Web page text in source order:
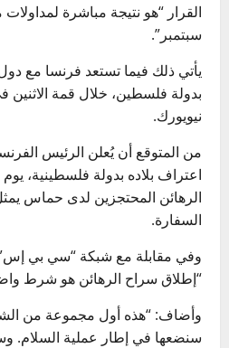
سبتمبر”.
يأتي ذلك فيما تستعد فرنسا مع
بدولة فلسطين، خلال قمة الاثنين
نيويورك.
من المتوقع أن يُعلن الرئيس
اعتراف بلاده بدولة فلسطينية، يوم
الرهائن المحتجزين لدى حماس
السفارة.
وفي مقابلة مع شبكة “سي بي إس”
“إطلاق سراح الرهائن هو شرط
وأضاف: “هذه أول مجموعة من
سنضعها في إطار عملية السلام.